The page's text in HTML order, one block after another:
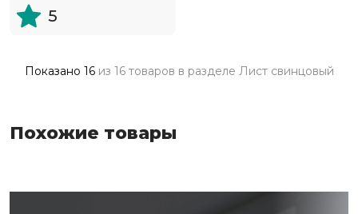
5
Показано 16из 16 товаров в разделе Лист свинцовый
Похожие товары